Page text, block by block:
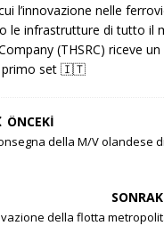
l’innovazione nelle
le infrastrutture di tutto il
(THSRC) riceve
set 🇮🇹
ÖNCEKI
della M/V olandese
della flotta